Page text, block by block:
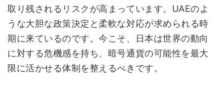
取り残されるリスクが高まっています。UAEのよ
うな大胆な政策決定と柔軟な対応が求められる時
期に来ているのです。今こそ、日本は世界の動向
に対する危機感を持ち、暗号通貨の可能性を最大
限に活かせる体制を整えるべきです。